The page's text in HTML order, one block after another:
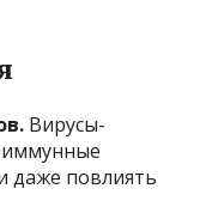
Вирусы-
иммунные
даже повлиять